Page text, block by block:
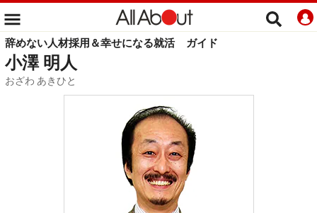
辞めない人材採用＆幸せになる就活 ガイド
小澤 明人
おざわ あきひと